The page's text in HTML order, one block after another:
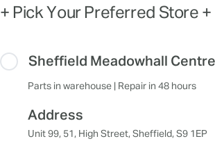
+ Pick Your Preferred Store +
Sheffield Meadowhall Centre
Parts in warehouse | Repair in 48 hours
Address
Unit 99, 51, High Street, Sheffield, S9 1EP